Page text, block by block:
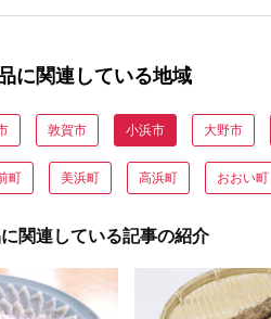
に関連している地域
敦賀市 小浜市 大野市
町 美浜町 高浜町 おおい町
関連している記事の紹介